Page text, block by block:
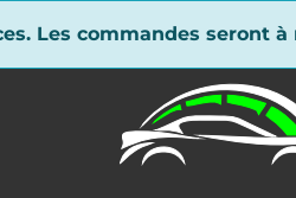
Les commandes seront